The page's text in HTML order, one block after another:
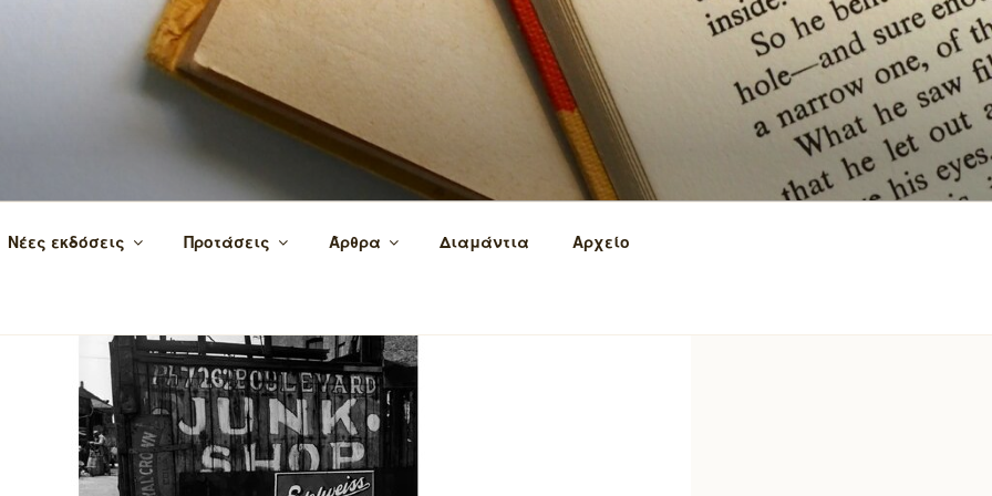
τα βιβλία και τη γνώση!
Νέες εκδόσεις Προτάσεις Άρθρα Διαμάντια Αρχείο